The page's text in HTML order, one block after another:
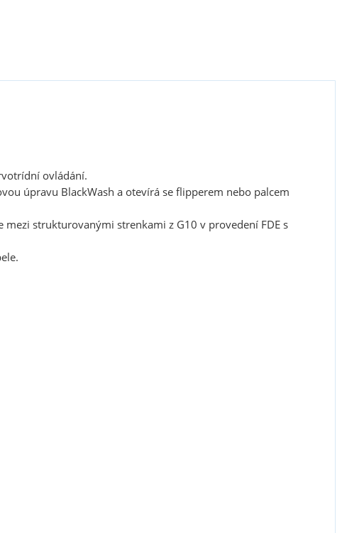
ovládání.
úpravu BlackWash a otevírá se flipperem nebo palcem
mezi strukturovanými strenkami z G10 v provedení FDE s